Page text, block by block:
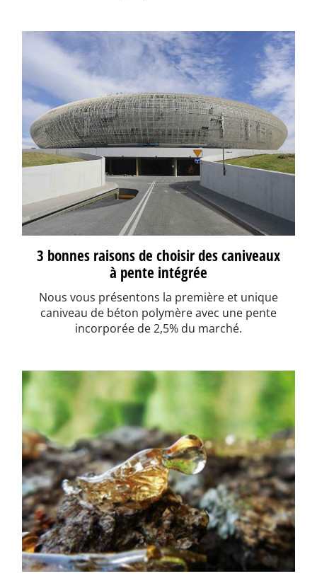
3 bonnes raisons de choisir des caniveaux
à pente intégrée
Nous vous présentons la première et unique
caniveau de béton polymère avec une pente
incorporée de 2,5% du marché.